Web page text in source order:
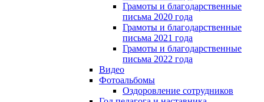
Грамоты и благодарственные
письма 2020 года
Грамоты и благодарственные
письма 2021 года
Грамоты и благодарственные
письма 2022 года
Видео
Фотоальбомы
Оздоровление сотрудников